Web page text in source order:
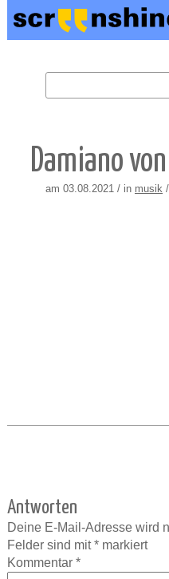
Damiano
am 03.08.2021 / in musik/
Antworten
Deine E-Mail-Adresse wird
Felder sind mit*markiert
Kommentar *